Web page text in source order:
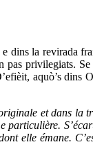
dins la revirada
privilegiats.
aquò’s dins
et dans la
elle émane.